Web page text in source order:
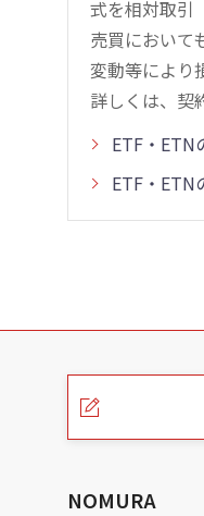
式を相対取引
売買において
変動等により
詳しくは、契
ETF・ETN
ETF・ETN
こ
NOMURA